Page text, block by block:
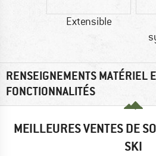
Extensible
RENSEIGNEMENTS MATÉRIEL
FONCTIONNALITÉS
MEILLEURES VENTES DE
SKI